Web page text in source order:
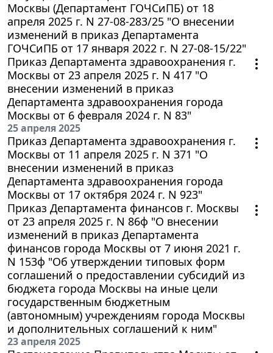
Москвы (Департамент ГОЧСиПБ) от 18
апреля 2025 г. N 27-08-283/25 "О внесении
изменений в приказ Департамента
ГОЧСиПБ от 17 января 2022 г. N 27-08-15/22"
Приказ Департамента здравоохранения г.
Москвы от 23 апреля 2025 г. N 417 "О
внесении изменений в приказ
Департамента здравоохранения города
Москвы от 6 февраля 2024 г. N 83"
25 апреля 2025
Приказ Департамента здравоохранения г.
Москвы от 11 апреля 2025 г. N 371 "О
внесении изменений в приказ
Департамента здравоохранения города
Москвы от 17 октября 2024 г. N 923"
Приказ Департамента финансов г. Москвы
от 23 апреля 2025 г. N 86ф "О внесении
изменений в приказ Департамента
финансов города Москвы от 7 июня 2021 г.
N 153ф "Об утверждении типовых форм
соглашений о предоставлении субсидий из
бюджета города Москвы на иные цели
государственным бюджетным
(автономным) учреждениям города Москвы
и дополнительных соглашений к ним"
23 апреля 2025